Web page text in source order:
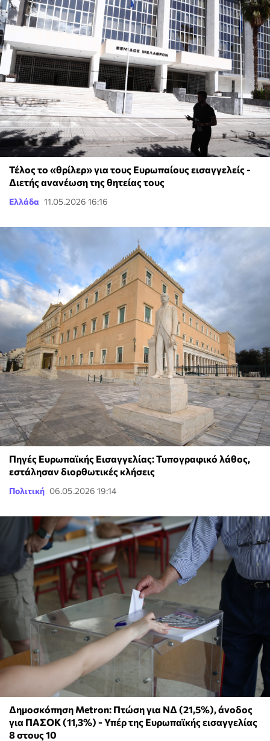
Τέλος το «θρίλερ» για τους Ευρωπαίους εισαγγελείς -
Διετής ανανέωση της θητείας τους
Ελλάδα 11.05.2026 16:16
Πηγές Ευρωπαϊκής Εισαγγελίας: Τυπογραφικό λάθος,
εστάλησαν διορθωτικές κλήσεις
Πολιτική 06.05.2026 19:14
Δημοσκόπηση Metron: Πτώση για ΝΔ (21,5%), άνοδος
για ΠΑΣΟΚ (11,3%) - Υπέρ της Ευρωπαϊκής εισαγγελίας
8 στους 10